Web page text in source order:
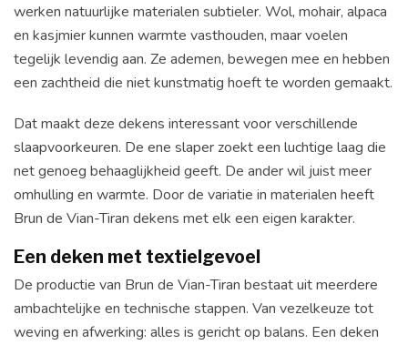
werken natuurlijke materialen subtieler. Wol, mohair, alpaca
en kasjmier kunnen warmte vasthouden, maar voelen
tegelijk levendig aan. Ze ademen, bewegen mee en hebben
een zachtheid die niet kunstmatig hoeft te worden gemaakt.
Dat maakt deze dekens interessant voor verschillende
slaapvoorkeuren. De ene slaper zoekt een luchtige laag die
net genoeg behaaglijkheid geeft. De ander wil juist meer
omhulling en warmte. Door de variatie in materialen heeft
Brun de Vian-Tiran dekens met elk een eigen karakter.
Een deken met textielgevoel
De productie van Brun de Vian-Tiran bestaat uit meerdere
ambachtelijke en technische stappen. Van vezelkeuze tot
weving en afwerking: alles is gericht op balans. Een deken